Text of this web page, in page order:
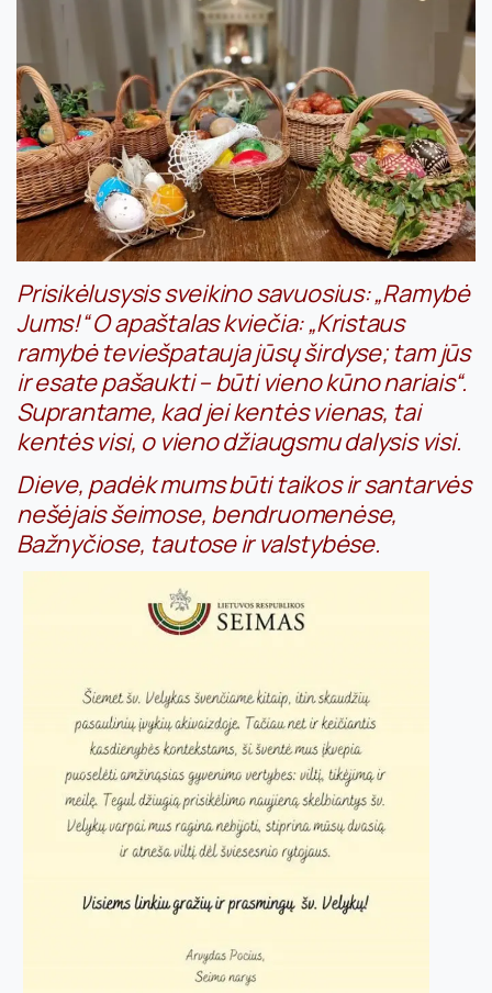
Prisikėlusysis sveikino savuosius: „Ramybė
Jums!“ O apaštalas kviečia: „Kristaus
ramybė teviešpatauja jūsų širdyse; tam jūs
ir esate pašaukti – būti vieno kūno nariais“.
Suprantame, kad jei kentės vienas, tai
kentės visi, o vieno džiaugsmu dalysis visi.
Dieve, padėk mums būti taikos ir santarvės
nešėjais šeimose, bendruomenėse,
Bažnyčiose, tautose ir valstybėse.